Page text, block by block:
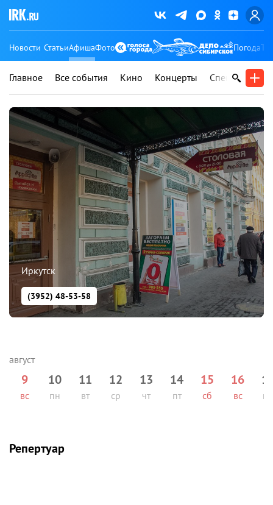
Новости СтатьиАфишаФото Погода
Главное Все события Кино Концерты Спектакли
Иркутск
(3952) 48-53-58
9
вс
10
пн
11
вт
12
ср
13
чт
14
пт
15
сб
16
вс пн
Репертуар